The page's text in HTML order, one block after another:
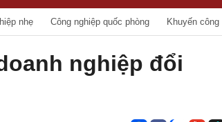
nhẹ Công nghiệp quốc phòng Khuyến công
nghiệp đổi